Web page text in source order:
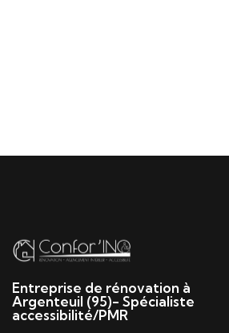
Entreprise de rénovation à
Argenteuil (95)- Spécialiste
accessibilité/PMR